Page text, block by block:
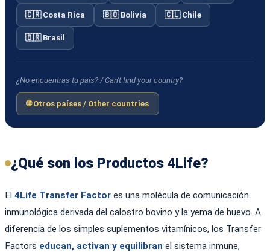
🇨🇷 Costa Rica 🇧🇴 Bolivia 🇨🇱 Chile
🇧🇷 Brasil
¿No encuentras tu país? / Can't find your country?
🌐 Otros países / Other countries
¿Qué son los Productos 4Life?
El 4Life Transfer Factor es una molécula de comunicación
inmunológica derivada del calostro bovino y la yema de huevo. A
diferencia de los simples suplementos vitamínicos, los Transfer
Factors educan, activan y equilibran el sistema inmune,